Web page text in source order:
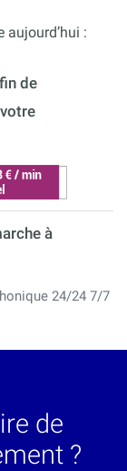
aujourd’hui :
de
à
24/24 7/7
de
?